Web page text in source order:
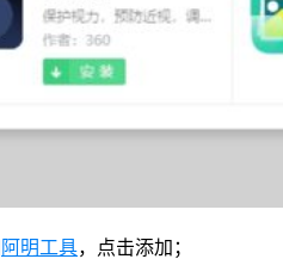
阿明工具，点击添加；